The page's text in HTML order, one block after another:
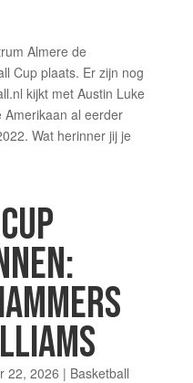
Almere de
Cup plaats. Er zijn nog
kijkt met Austin Luke
al eerder
Wat herinner jij je
22, 2026 | Basketball